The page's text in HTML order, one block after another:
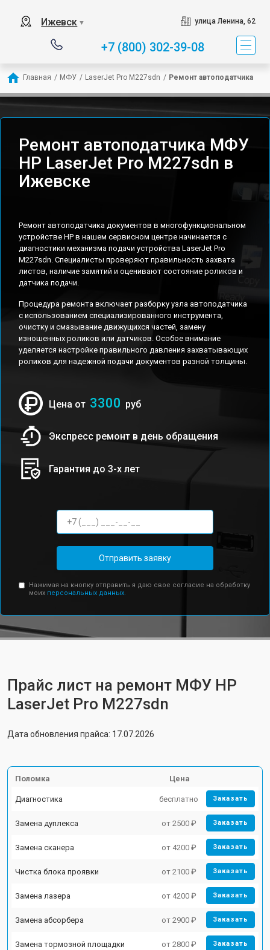
Ижевск ▼ улица Ленина, 62
+7 (800) 302-39-08
Главная / МФУ / LaserJet Pro M227sdn / Ремонт автоподатчика
Ремонт автоподатчика МФУ
HP LaserJet Pro M227sdn в
Ижевске
Ремонт автоподатчика документов в многофункциональном
устройстве HP в нашем сервисном центре начинается с
диагностики механизма подачи устройства LaserJet Pro
M227sdn. Специалисты проверяют правильность захвата
листов, наличие замятий и оценивают состояние роликов и
датчика подачи.
Процедура ремонта включает разборку узла автоподатчика
с использованием специализированного инструмента,
очистку и смазывание движущихся частей, замену
изношенных роликов или датчиков. Особое внимание
уделяется настройке правильного давления захватывающих
роликов для надежной подачи документов разной толщины.
Цена от 3300 руб
Экспресс ремонт в день обращения
Гарантия до 3-х лет
Отправить заявку
Нажимая на кнопку отправить я даю свое согласие на обработку
моих персональных данных.
Прайс лист на ремонт МФУ HP
LaserJet Pro M227sdn
Дата обновления прайса: 17.07.2026
Поломка Цена
Диагностика бесплатно Заказать
Замена дуплекса от 2500 ₽ Заказать
Замена сканера от 4200 ₽ Заказать
Чистка блока проявки от 2100 ₽ Заказать
Замена лазера от 4200 ₽ Заказать
Замена абсорбера от 2900 ₽ Заказать
Замена тормозной площадки от 2800 ₽ Заказать